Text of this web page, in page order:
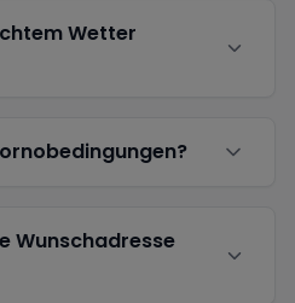
Wetter
Wunschadresse